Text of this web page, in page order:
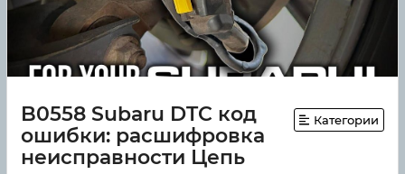
B0558 Subaru DTC код
ошибки: расшифровка
неисправности Цепь
Категории